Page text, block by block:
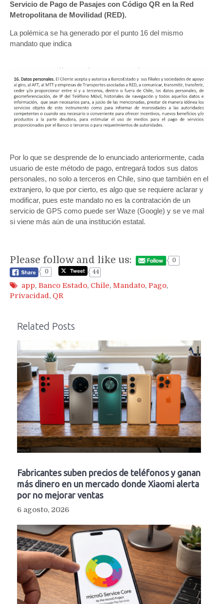
Servicio de Pago de Pasajes con Código QR en la Red
Metropolitana de Movilidad (RED).
La polémica se ha generado por el punto 16 del mismo
mandato que indica
Por lo que se desprende de lo enunciado anteriormente, cada
usuario de este método de pago, entregará todos sus datos
personales, no solo a terceros en Chile, sino que también en el
extranjero, lo que por cierto, es algo que se requiere aclarar y
modificar, pues este mandato no es la contratación de un
servicio de GPS como puede ser Waze (Google) y se ve mal
si viene más aún de una institución estatal.
Please follow and like us:
0
0
44
app, Banco Estado, Chile, Mandato, Pago,
Privacidad, QR
Related Posts
Fabricantes suben precios de teléfonos y ganan
más dinero en un mercado donde Xiaomi alerta
por no mejorar ventas
6 agosto, 2026